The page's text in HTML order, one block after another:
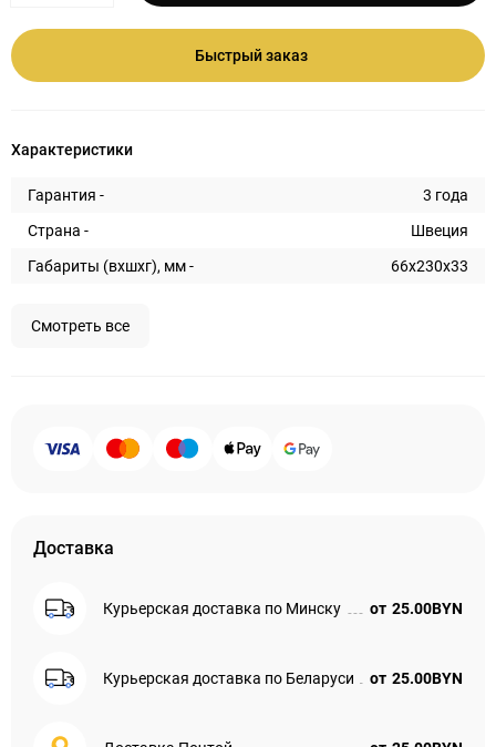
Быстрый заказ
Характеристики
Гарантия -
3 года
Страна -
Швеция
Габариты (вхшхг), мм -
66x230x33
Смотреть все
Доставка
Курьерская доставка по Минску от 25.00BYN
Курьерская доставка по Беларуси от 25.00BYN